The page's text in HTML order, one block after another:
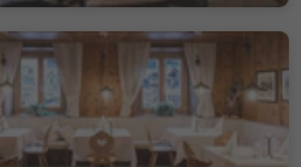
Posta Zirm Taverna
Corvara, Regione dolomitica Alta Badia